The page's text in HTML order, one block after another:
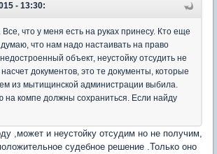
- 13:30:
Все, что у меня есть на руках принесу. Кто еще
думаю, что нам надо настаивать на право
объект, неустойку отсудить не
документов, это те документы, которые
из мытищинской администрации выбила.
на компе должны сохраниться. Если найду
,может и неустойку отсудим но не получим,
судебное решение .Только оно